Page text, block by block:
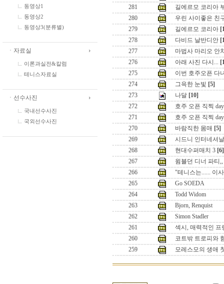
동영상1
동영상2
동영상3(분류별)
ㆍ자료실
이론과실전&칼럼
테니스자료실
ㆍ선수사진
국내선수사진
국외선수사진
281
길에르모 코리아
280
우린 사이좋은 친
279
길에르모 코리아
278
다비드 날반디안
277
마법사 마리오 안
276
아래 사진 다시...
275
이번 호주오픈 다
274
그윽한 눈빛 [5]
273
나달 [10]
272
호주 오픈 직찍
271
호주 오픈 직찍
270
바람직한 몸매 [5]
269
시드니 인터네셔
268
현대수퍼매치 3 [6]
267
윔블던 디너 파티
266
"테니스는...... 이
265
Go SOEDA
264
Todd Widom
263
Bjorn, Renquist
262
Simon Stadler
261
섹시, 매력적인 프
260
코트밖 트로피와
259
모레스모의 생애